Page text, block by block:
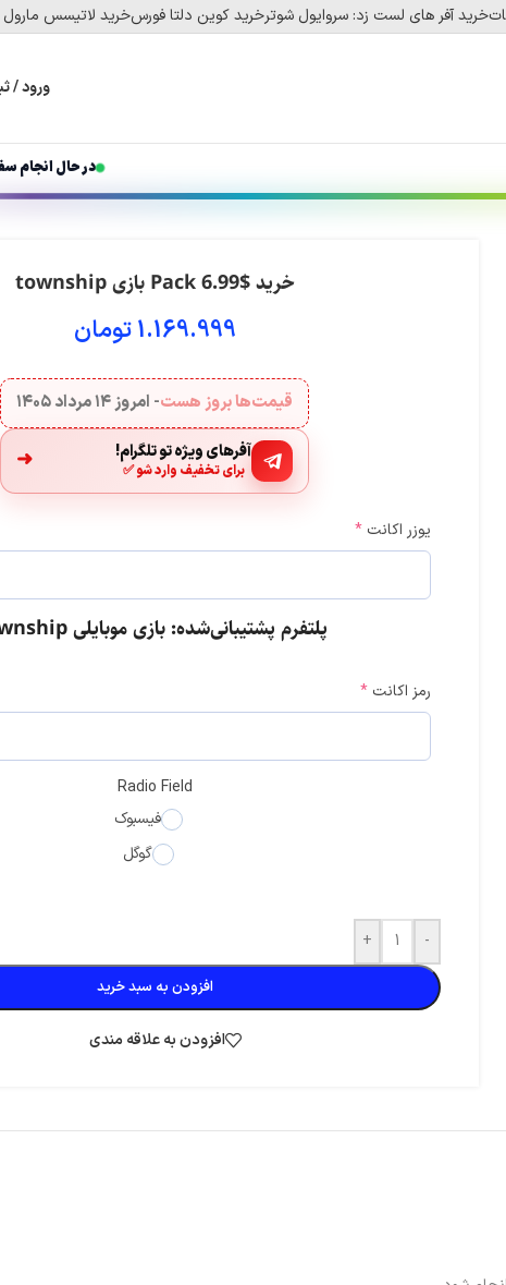
خرید آفر های لست زد: سروایول شوترخرید کوین دلتا فورسخرید لاتیسس مارول
ورود /
کلش رویال لست زد:
مارول رایولز استارمیکر
در حال انجام
خرید $6.99 Pack بازی township
1.169.999تومان
قیمت‌ها بروز هست- امروز۱۴ مرداد ۱۴۰۵
آفرهای ویژه تو تلگرام!
برای تخفیف وارد شو ✅ ➜
یوزر اکانت *
پلتفرم پشتیبانی‌شده: بازی موبایلی Township
رمز اکانت *
Radio Field
فیسبوک
گوگل
-
+
افزودن به سبد خرید
افزودن به علاقه مندی